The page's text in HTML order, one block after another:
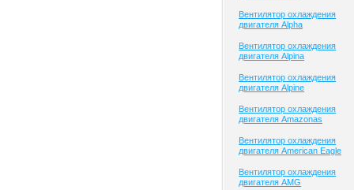
Вентилятор охлаждения
двигателя Alpha
Вентилятор охлаждения
двигателя Alpina
Вентилятор охлаждения
двигателя Alpine
Вентилятор охлаждения
двигателя Amazonas
Вентилятор охлаждения
двигателя American Eagle
Вентилятор охлаждения
двигателя AMG